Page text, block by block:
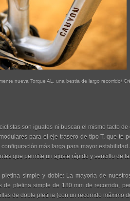
nueva Torque AL, una bestia de largo recorrido/
son iguales ni buscan el mismo tacto
para el eje trasero de tipo T, que te
más larga para mayor
que permite un ajuste rápido y sencillo de
simple y doble: La mayoría de
de pletina simple de 180 mm de recorrido,
de doble pletina (con un recorrido máximo